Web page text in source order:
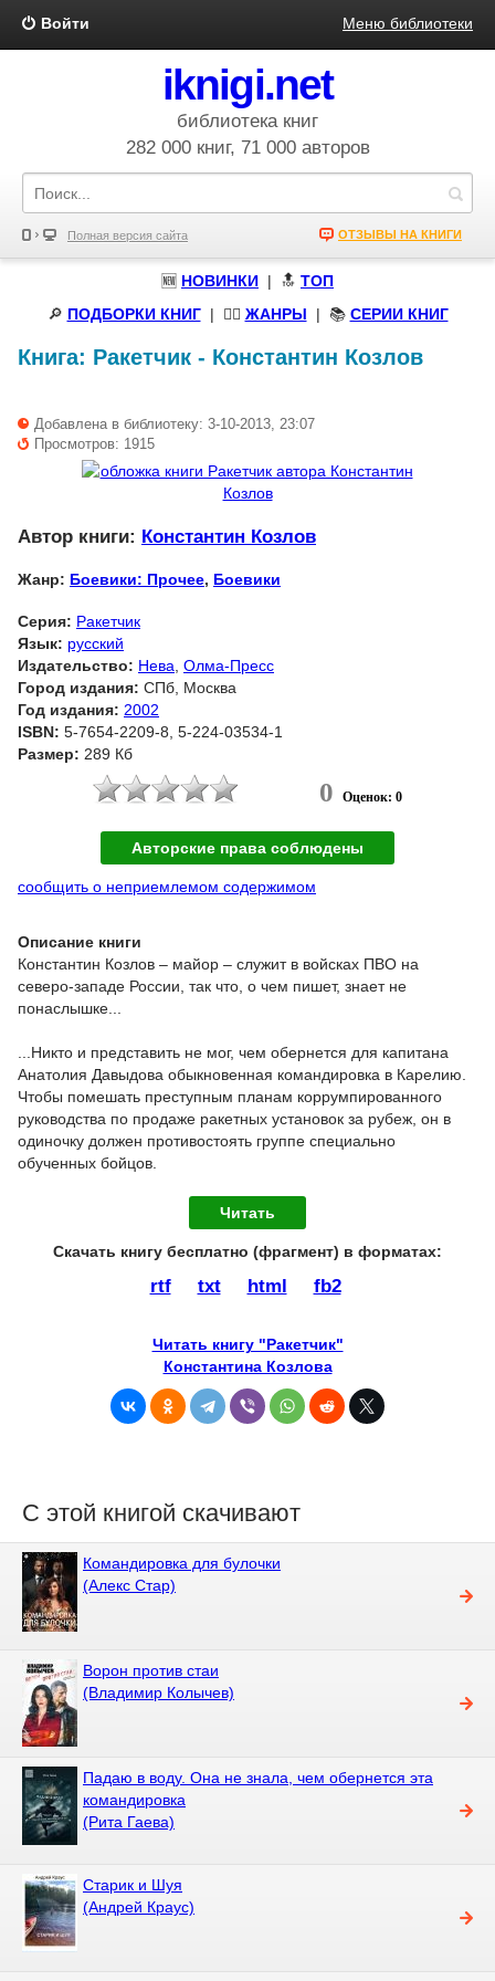
Войти Меню библиотеки
iknigi.net
библиотека книг
282 000 книг, 71 000 авторов
Полная версия сайта ОТЗЫВЫ НА КНИГИ
🆕 НОВИНКИ | 🔝 ТОП
🔎 ПОДБОРКИ КНИГ| 🧝‍♀️ ЖАНРЫ | 📚 СЕРИИ КНИГ
Книга: Ракетчик - Константин Козлов
Добавлена в библиотеку: 3-10-2013, 23:07
Просмотров: 1915
Автор книги: Константин Козлов
Жанр: Боевики: Прочее, Боевики
Серия: Ракетчик
Язык: русский
Издательство: Нева Олма-Пресс
Город издания: СПб, Москва
Год издания: 2002
ISBN: 5-7654-2209-8, 5-224-03534-1
Размер: 289 Кб
0 Оценок: 0
Авторские права соблюдены
сообщить о неприемлемом содержимом
Описание книги
Константин Козлов – майор – служит в войсках ПВО на
северо-западе России, так что, о чем пишет, знает не
понаслышке...
...Никто и представить не мог, чем обернется для капитана
Анатолия Давыдова обыкновенная командировка в Карелию.
Чтобы помешать преступным планам коррумпированного
руководства по продаже ракетных установок за рубеж, он в
одиночку должен противостоять группе специально
обученных бойцов.
Читать
Скачать книгу бесплатно (фрагмент) в форматах :
rtf txt html fb2
Читать книгу "Ракетчик"
Константина Козлова
С этой книгой скачивают
Командировка для булочки
(Алекс Стар)
Ворон против стаи
(Владимир Колычев)
Падаю в воду. Она не знала, чем обернется эта
командировка
(Рита Гаева)
Старик и Шуя
(Андрей Краус)